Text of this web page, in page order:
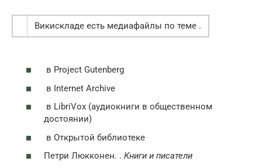
Викискладе есть медиафайлы по теме .
в Project Gutenberg
в Internet Archive
в LibriVox (аудиокниги в общественном
достоянии)
в Открытой библиотеке
Петри Люкконен. . Книги и писатели